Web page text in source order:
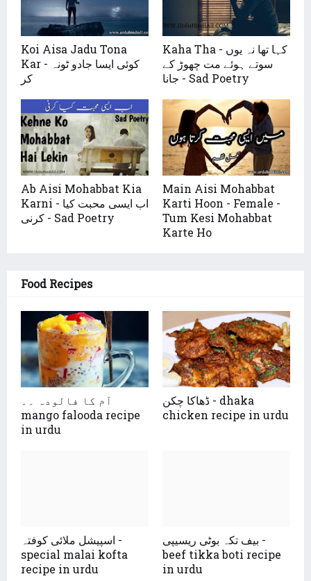
Koi Aisa Jadu Tona
Kar - کوئی ایسا جادو ٹونہ
کر
Kaha Tha - کہا تھا نہ یوں
سوتے ہوئے مت چھوڑ کے
جانا - Sad Poetry
Ab Aisi Mohabbat Kia
Karni - اب ایسی محبت کیا
کرنی - Sad Poetry
Main Aisi Mohabbat
Karti Hoon - Female -
Tum Kesi Mohabbat
Karte Ho
Food Recipes
آم کا فالودہ ۔۔
mango falooda recipe
in urdu
ڈھاکا چکن - dhaka
chicken recipe in urdu
اسپیشل ملائی کوفتہ -
special malai kofta
recipe in urdu
بیف تکہ بوٹی ریسیپی -
beef tikka boti recipe
in urdu